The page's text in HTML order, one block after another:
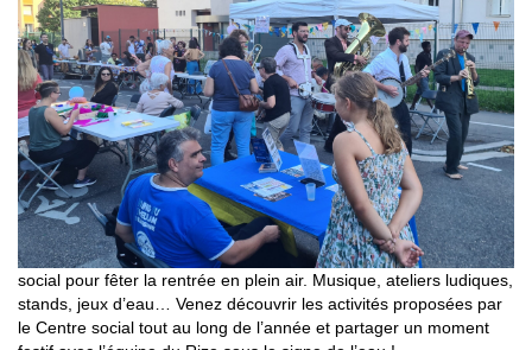
social pour fêter la rentrée en plein air. Musique, ateliers ludiques,
stands, jeux d’eau… Venez découvrir les activités proposées par
le Centre social tout au long de l’année et partager un moment